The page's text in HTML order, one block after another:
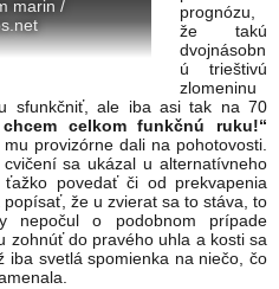
marin /
prognózu,
že takú
dvojnásobn
ú trieštivú
zlomeninu
sfunkčniť, ale iba asi tak na 70
celkom funkčnú ruku!“
provizórne dali na pohotovosti.
sa ukázal u alternatívneho
povedať či od prekvapenia
že u zvierat sa to stáva, to
nepočul o podobnom prípade
zohnúť do pravého uhla a kosti sa
iba svetlá spomienka na niečo, čo